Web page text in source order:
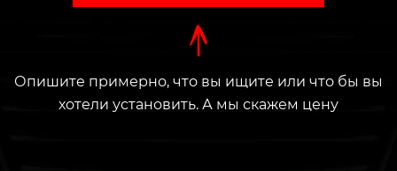
Опишите примерно, что вы ищите или что бы вы
хотели установить. А мы скажем цену